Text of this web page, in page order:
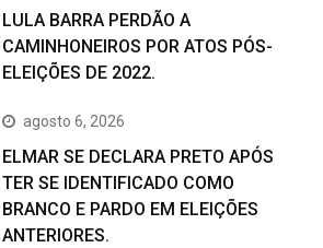
LULA BARRA PERDÃO A
CAMINHONEIROS POR ATOS PÓS-
ELEIÇÕES DE 2022.
agosto 6, 2026
ELMAR SE DECLARA PRETO APÓS
TER SE IDENTIFICADO COMO
BRANCO E PARDO EM ELEIÇÕES
ANTERIORES.